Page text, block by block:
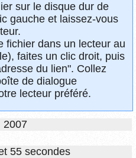
sur le disque dur de
gauche et laissez-vous
fichier dans un lecteur au
faites un clic droit, puis
du lien". Collez
de dialogue
lecteur préféré.
2007
55 secondes